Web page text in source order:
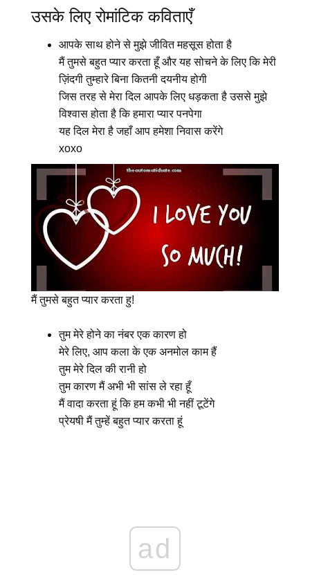
उसके लिए रोमांटिक कविताएँ
आपके साथ होने से मुझे जीवित महसूस होता है
मैं तुमसे बहुत प्यार करता हूँ और यह सोचने के लिए कि मेरी
ज़िंदगी तुम्हारे बिना कितनी दयनीय होगी
जिस तरह से मेरा दिल आपके लिए धड़कता है उससे मुझे
विश्वास होता है कि हमारा प्यार पनपेगा
यह दिल मेरा है जहाँ आप हमेशा निवास करेंगे
xoxo
मैं तुमसे बहुत प्यार करता हु!
तुम मेरे होने का नंबर एक कारण हो
मेरे लिए, आप कला के एक अनमोल काम हैं
तुम मेरे दिल की रानी हो
तुम कारण मैं अभी भी सांस ले रहा हूँ
मैं वादा करता हूं कि हम कभी भी नहीं टूटेंगे
प्रेयषी मैं तुम्हें बहुत प्यार करता हूं
ad